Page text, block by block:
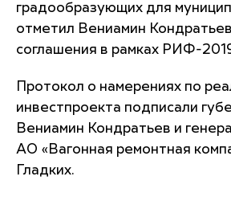
градообразующих для
отметил Вениамин
соглашения в рамках РИФ-
Протокол о намерениях по
инвестпроекта подписали
Вениамин Кондратьев и
АО «Вагонная ремонтная
Гладких.